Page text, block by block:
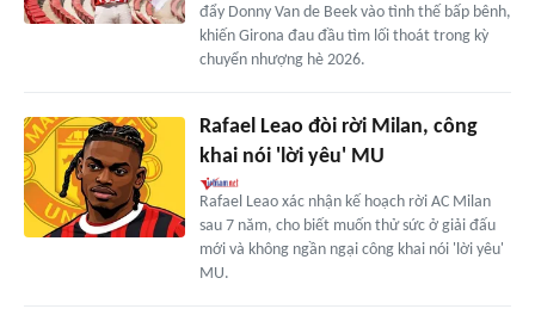
đẩy Donny Van de Beek vào tình thế bấp bênh,
khiến Girona đau đầu tìm lối thoát trong kỳ
chuyển nhượng hè 2026.
Rafael Leao đòi rời Milan, công
khai nói 'lời yêu' MU
Rafael Leao xác nhận kế hoạch rời AC Milan
sau 7 năm, cho biết muốn thử sức ở giải đấu
mới và không ngần ngại công khai nói 'lời yêu'
MU.